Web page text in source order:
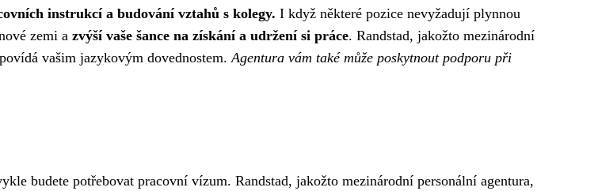
instrukcí a budování vztahů s kolegy. I když některé pozice nevyžadují plynnou
zemi a zvýší vaše šance na získání a udržení si práce. Randstad, jakožto mezinárodní
vašim jazykovým dovednostem.Agentura vám také může poskytnout podporu při
budete potřebovat pracovní vízum. Randstad, jakožto mezinárodní personální agentura,